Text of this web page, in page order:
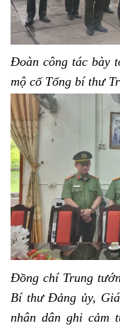
Đoàn công tác bày
mộ cố Tổng bí thư
Đồng chí Trung
Bí thư Đảng ủy,
nhân dân ghi cảm